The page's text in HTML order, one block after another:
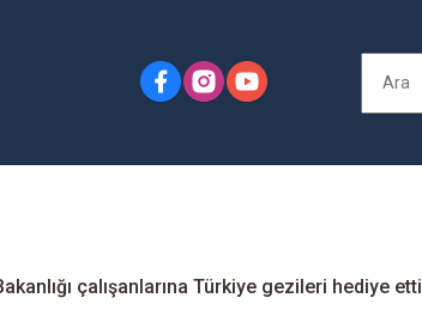
çalışanlarına Türkiye gezileri hediye etti